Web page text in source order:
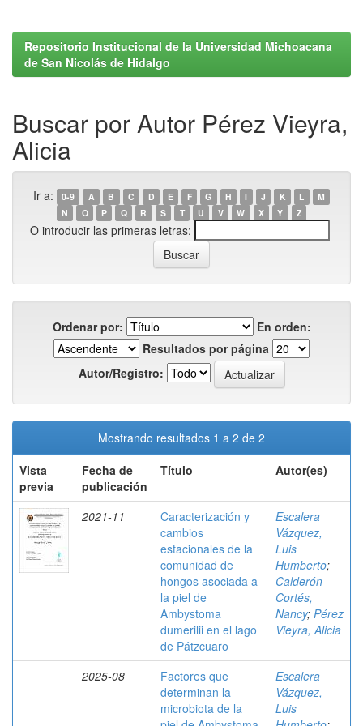
Repositorio Institucional de la Universidad Michoacana
de San Nicolás de Hidalgo
Buscar por Autor Pérez Vieyra,
Alicia
Ir a: 0-9 A B C D E F G H I J K L
M
N
O P Q R S T U V W X Y Z
O introducir las primeras letras:
Ordenar por:
En orden:
Resultados por página
Autor/Registro:
Mostrando resultados 1 a 2 de 2
Vista
previa
Fecha de
publicación
Título Autor(es)
2021-11
Caracterización y
cambios
estacionales de la
comunidad de
hongos asociada a
la piel de
Ambystoma
dumerilii en el lago
de Pátzcuaro
Escalera
Vázquez,
Luis
Humberto;
Calderón
Cortés,
Nancy; Pérez
Vieyra, Alicia
2025-08
Factores que
determinan la
microbiota de la
Escalera
Vázquez,
Luis